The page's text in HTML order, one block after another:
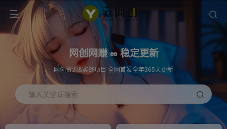
网创网赚 ∞ 稳定更新
网创资源&实战项目 全网首发全年365天更新
输入关键词搜索